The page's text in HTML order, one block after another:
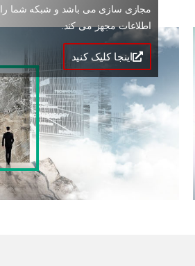
مجازی سازی می باشد و شبکه شما را
اطلاعات مجهز می کند.
اینجا کلیک کنید